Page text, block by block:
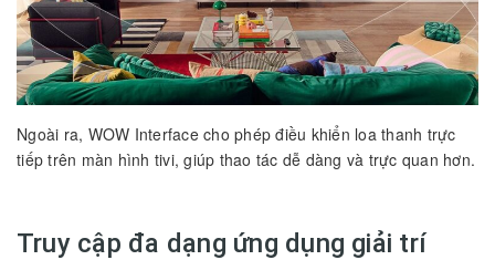
Ngoài ra, WOW Interface cho phép điều khiển loa thanh trực
tiếp trên màn hình tivi, giúp thao tác dễ dàng và trực quan hơn.
Truy cập đa dạng ứng dụng giải trí